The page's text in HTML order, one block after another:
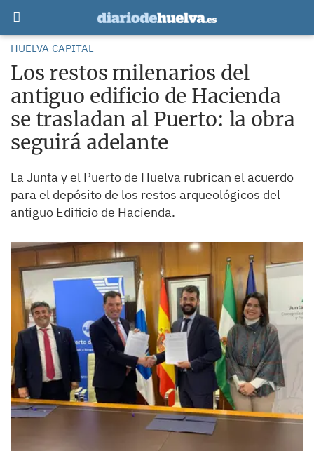
HUELVA CAPITAL
Los restos milenarios del
antiguo edificio de Hacienda
se trasladan al Puerto: la obra
seguirá adelante
La Junta y el Puerto de Huelva rubrican el acuerdo
para el depósito de los restos arqueológicos del
antiguo Edificio de Hacienda.